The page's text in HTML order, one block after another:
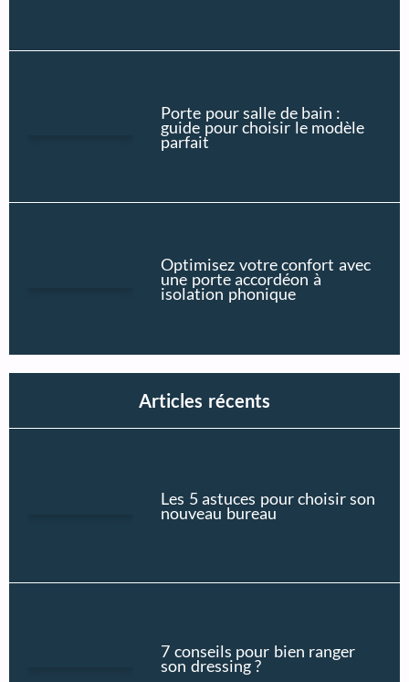
Porte pour salle de bain :
guide pour choisir le modèle
parfait
Optimisez votre confort avec
une porte accordéon à
isolation phonique
Articles récents
Les 5 astuces pour choisir son
nouveau bureau
7 conseils pour bien ranger
son dressing ?